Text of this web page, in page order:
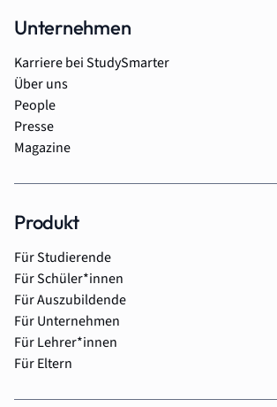
Unternehmen
Karriere bei StudySmarter
Über uns
People
Presse
Magazine
Produkt
Für Studierende
Für Schüler*innen
Für Auszubildende
Für Unternehmen
Für Lehrer*innen
Für Eltern